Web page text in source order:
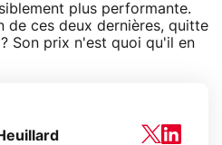
plus performante.
de ces deux dernières, quitte
Son prix n'est quoi qu'il en